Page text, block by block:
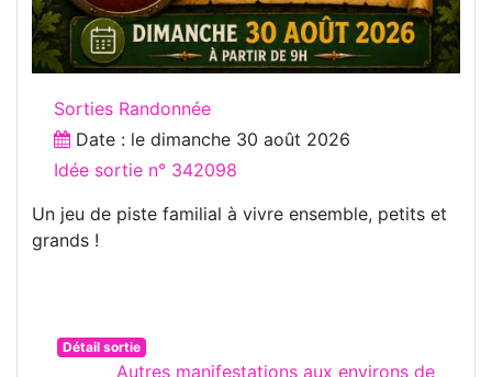
Sorties Randonnée
Date : le dimanche 30 août 2026
Idée sortie n° 342098
Un jeu de piste familial à vivre ensemble, petits et
grands !
Détail sortie
Autres manifestations aux environs de